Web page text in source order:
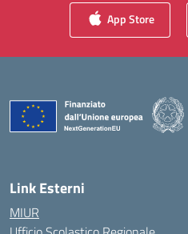
App Store
Link Esterni
MIUR